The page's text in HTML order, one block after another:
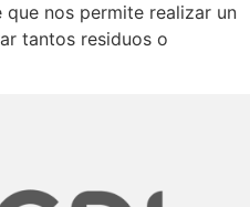
nos permite realizar un
tantos residuos o